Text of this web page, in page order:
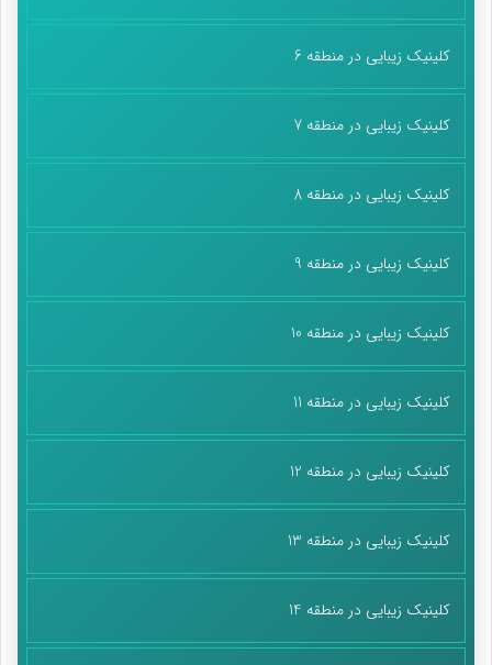
کلینیک زیبایی در منطقه 6
کلینیک زیبایی در منطقه 7
کلینیک زیبایی در منطقه 8
کلینیک زیبایی در منطقه 9
کلینیک زیبایی در منطقه 10
کلینیک زیبایی در منطقه 11
کلینیک زیبایی در منطقه 12
کلینیک زیبایی در منطقه 13
کلینیک زیبایی در منطقه 14